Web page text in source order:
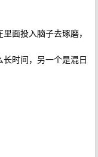
面投入脑子去琢磨，
时间，另一个是混日